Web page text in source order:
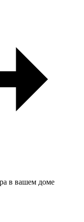
в вашем доме